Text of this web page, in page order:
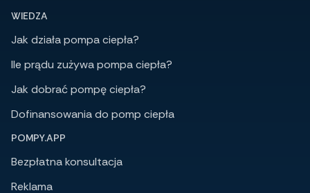
WIEDZA
Jak działa pompa ciepła?
Ile prądu zużywa pompa ciepła?
Jak dobrać pompę ciepła?
Dofinansowania do pomp ciepła
POMPY.APP
Bezpłatna konsultacja
Reklama